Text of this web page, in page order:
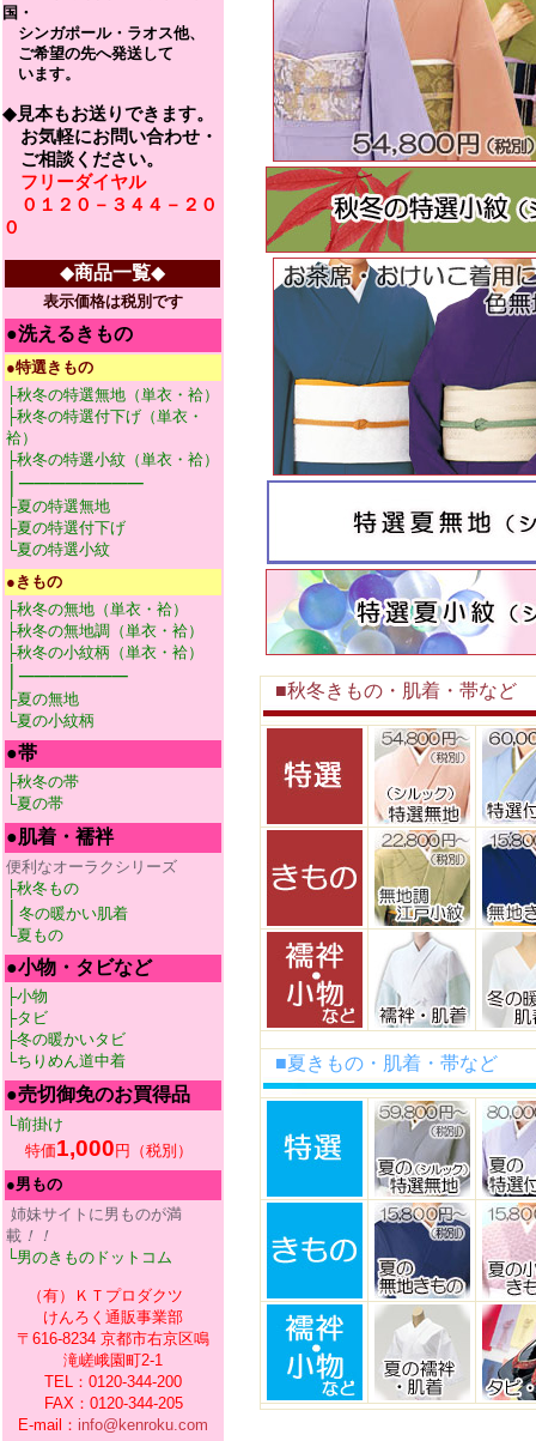
国・
シンガポール・ラオス他、
ご希望の先へ発送して
います。
◆見本もお送りできます。
お気軽にお問い合わせ・
ご相談ください。
フリーダイヤル
０１２０－３４４－２０
０
◆商品一覧◆
表示価格は税別です
●洗えるきもの
●特選きもの
├秋冬の特選無地（単衣・袷）
├秋冬の特選付下げ（単衣・
袷）
├秋冬の特選小紋（単衣・袷）
│────────
├夏の特選無地
├夏の特選付下げ
└夏の特選小紋
●きもの
├秋冬の無地（単衣・袷）
├秋冬の無地調 （単衣・袷）
├秋冬の小紋柄（単衣・袷）
│───────
├夏の無地
└夏の小紋柄
●帯
├秋冬の帯
└夏の帯
●肌着・襦袢
便利なオーラクシリーズ
├秋冬もの
冬の暖かい肌着
└夏もの
●小物・タビなど
├小物
├タビ
├冬の暖かいタビ
└ちりめん道中着
●売切御免のお買得品
└前掛け
特価1,000 円（税別）
●男もの
姉妹サイトに男ものが満
載 ！！
└男のきものドットコム
（有）ＫＴプロダクツ
けんろく通販事業部
〒616-8234 京都市右京区鳴
滝嵯峨園町2-1
TEL：0120-344-200
FAX：0120-344-205
E-mail： info@kenroku.com
■秋冬きもの・肌着・帯など
■夏きもの・肌着・帯など